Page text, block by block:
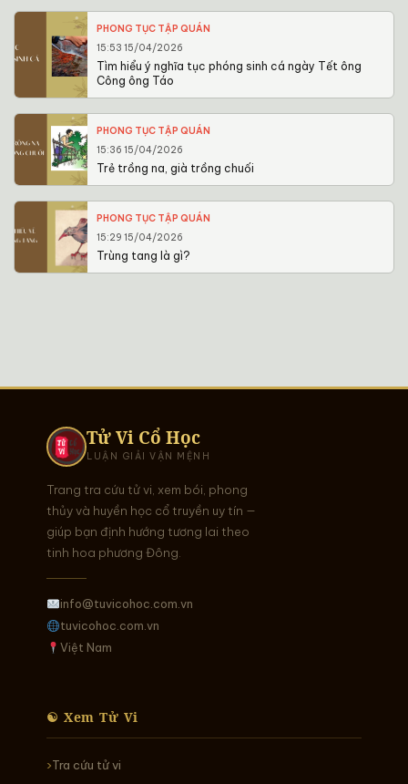
PHONG TỤC TẬP QUÁN
15:53 15/04/2026
Tìm hiểu ý nghĩa tục phóng sinh cá ngày Tết ông
Công ông Táo
PHONG TỤC TẬP QUÁN
15:36 15/04/2026
Trẻ trồng na, già trồng chuối
PHONG TỤC TẬP QUÁN
15:29 15/04/2026
Trùng tang là gì?
Tử Vi Cổ Học
LUẬN GIẢI VẬN MỆNH
Trang tra cứu tử vi, xem bói, phong
thủy và huyền học cổ truyền uy tín —
giúp bạn định hướng tương lai theo
tinh hoa phương Đông.
info@tuvicohoc.com.vn
tuvicohoc.com.vn
Việt Nam
☯ Xem Tử Vi
Tra cứu tử vi